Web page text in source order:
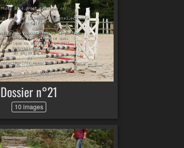
Dossier n°21
10 images